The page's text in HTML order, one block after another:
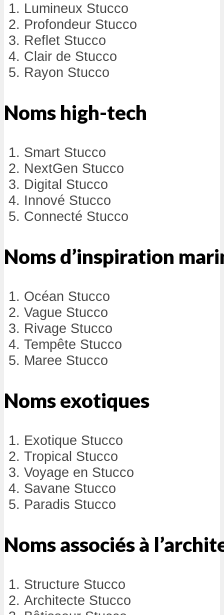
Lumineux Stucco
Profondeur Stucco
Reflet Stucco
Clair de Stucco
Rayon Stucco
Noms high-tech
Smart Stucco
NextGen Stucco
Digital Stucco
Innové Stucco
Connecté Stucco
Noms d’inspiration
Océan Stucco
Vague Stucco
Rivage Stucco
Tempête Stucco
Maree Stucco
Noms exotiques
Exotique Stucco
Tropical Stucco
Voyage en Stucco
Savane Stucco
Paradis Stucco
Noms associés à
Structure Stucco
Architecte Stucco